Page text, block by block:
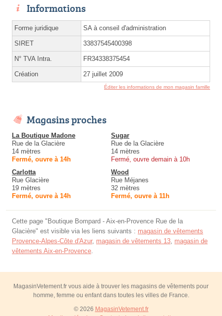
Informations
Forme juridique SA à conseil d'administration
SIRET 33837545400398
N° TVA Intra. FR34338375454
Création 27 juillet 2009
Éditer les informations de mon magasin famille
Magasins proches
La Boutique Madone
Rue de la Glacière
14 mètres
Fermé, ouvre à 14h
Sugar
Rue de la Glacière
14 mètres
Fermé, ouvre demain à 10h
Carlotta
Rue Glacière
19 mètres
Fermé, ouvre à 14h
Wood
Rue Méjanes
32 mètres
Fermé, ouvre à 11h
Cette page "Boutique Bompard - Aix-en-Provence Rue de la
Glacière" est visible via les liens suivants : magasin de vêtements
Provence-Alpes-Côte d'Azur, magasin de vêtements 13 magasin de
vêtements Aix-en-Provence
MagasinVetement.fr vous aide à trouver les magasins de vêtements pour
homme, femme ou enfant dans toutes les villes de France.
© 2026 MagasinVetement.fr